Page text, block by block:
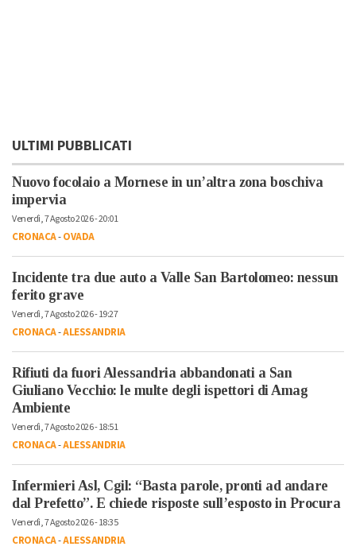
ULTIMI PUBBLICATI
Nuovo focolaio a Mornese in un’altra zona boschiva
impervia
Venerdì, 7 Agosto 2026 - 20:01
CRONACA-OVADA
Incidente tra due auto a Valle San Bartolomeo: nessun
ferito grave
Venerdì, 7 Agosto 2026 - 19:27
CRONACA-ALESSANDRIA
Rifiuti da fuori Alessandria abbandonati a San
Giuliano Vecchio: le multe degli ispettori di Amag
Ambiente
Venerdì, 7 Agosto 2026 - 18:51
CRONACA-ALESSANDRIA
Infermieri Asl, Cgil: “Basta parole, pronti ad andare
dal Prefetto”. E chiede risposte sull’esposto in Procura
Venerdì, 7 Agosto 2026 - 18:35
CRONACA-ALESSANDRIA